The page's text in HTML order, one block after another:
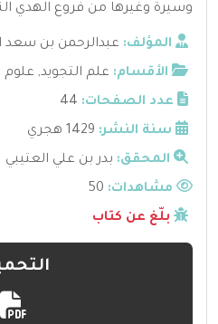
وسيرة وغيرها من فروع الهدي
المؤلف: عبدالرحمن بن سعد
الأقسام: علم التجويد, علوم
عدد الصفحات: 44
سنة النشر: 1429 هجري
المحقق: بدر بن علي العتيبي
مشاهدات:
بلّغ عن كتاب